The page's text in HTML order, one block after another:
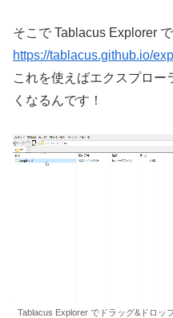
そこで Tablacus Explorer で
https://tablacus.github.io/
これを使えばエクスプロー
くなるんです！
Tablacus Explorer でドラッグ&ドロッ